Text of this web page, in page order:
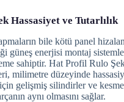
Hassasiyet ve Tutarlılık
bile kötü panel
güneş enerjisi montaj
sahiptir. Hat Profil Rulo
milimetre düzeyinde
gelişmiş silindirler ve
aynı olmasını sağlar.